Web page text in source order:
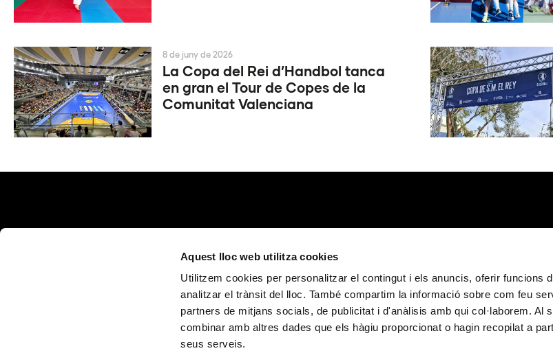
Aquest lloc web utilitza cookies
Utilitzem cookies per personalitzar el contingut i els anuncis, oferir funcions
analitzar el trànsit del lloc. També compartim la informació sobre com feu
partners de mitjans socials, de publicitat i d'anàlisis amb qui col·laborem. Al
combinar amb altres dades que els hàgiu proporcionat o hagin recopilat a
seus serveis.
La Copa del Rei d’Handbol tanca
en gran el Tour de Copes de la
Comunitat Valenciana
8 de juny de 2026
Calle Poeta Quintana, 1 46003 València (España)
info@fundaciontrinidadalfonso.org